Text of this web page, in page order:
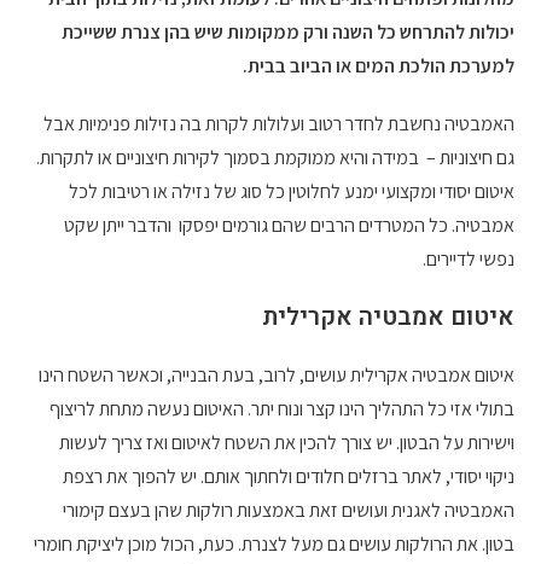
יכולות להתרחש כל השנה ורק ממקומות שיש בהן צנרת ששייכת
למערכת הולכת המים או הביוב בבית.
האמבטיה נחשבת לחדר רטוב ועלולות לקרות בה נזילות פנימיות אבל
גם חיצוניות – במידה והיא ממוקמת בסמוך לקירות חיצוניים או לתקרות.
איטום יסודי ומקצועי ימנע לחלוטין כל סוג של נזילה או רטיבות לכל
אמבטיה. כל המטרדים הרבים שהם גורמים יפסקו והדבר ייתן שקט
נפשי לדיירים.
איטום אמבטיה אקרילית
איטום אמבטיה אקרילית עושים, לרוב, בעת הבנייה, וכאשר השטח הינו
בתולי אזי כל התהליך הינו קצר ונוח יתר. האיטום נעשה מתחת לריצוף
וישירות על הבטון. יש צורך להכין את השטח לאיטום ואז צריך לעשות
ניקוי יסודי, לאתר ברזלים חלודים ולחתוך אותם. יש להפוך את רצפת
האמבטיה לאגנית ועושים זאת באמצעות רולקות שהן בעצם קימורי
בטון. את הרולקות עושים גם מעל לצנרת. כעת, הכול מוכן ליציקת חומרי